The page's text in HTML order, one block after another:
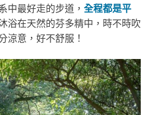
中最好走的步道， 全程都是平
浴在天然的芬多精中，時不時吹
涼意，好不舒服！